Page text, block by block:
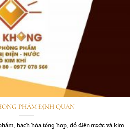
PHẨM ĐỊNH QUÁN
bách hóa tổng hợp, đồ điện nước và kim